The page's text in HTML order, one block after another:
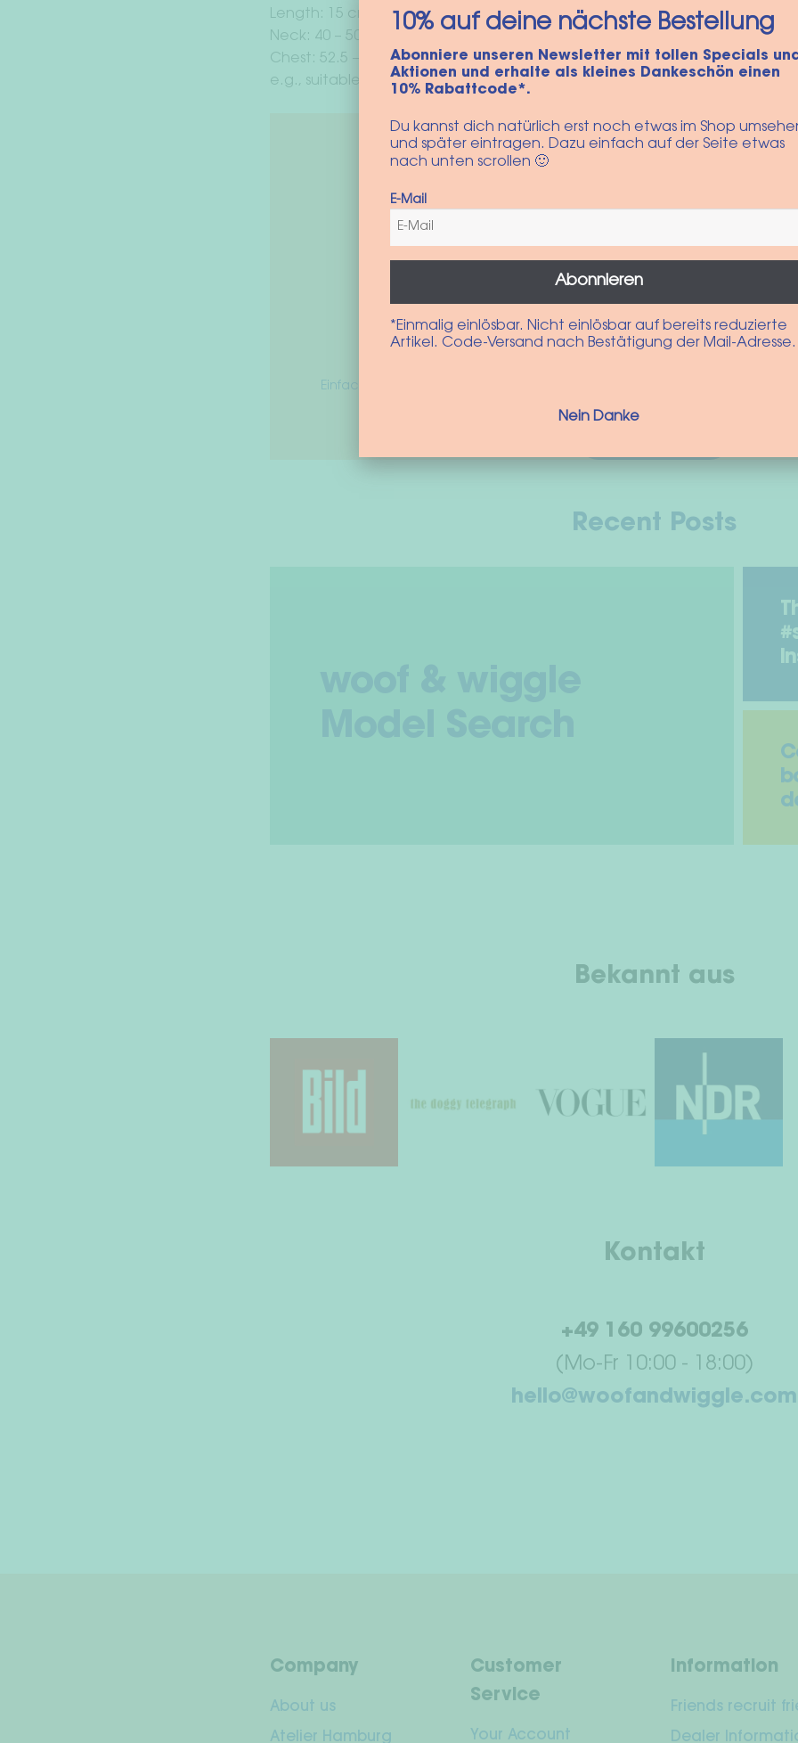
Length: 15 cm
Neck: 40 – 50 cm
Chest: 52.5 – 62.5 cm
e.g., suitable for Westie, Pekingese, Schnauzer, French Bulldog
10% auf deine nächste
Einfach für unseren Newsletter anmelden und die neusten Produkte und
Recent Posts
Bekannt aus
Kontakt
+49 160 99600256
(Mo-Fr 10:00 - 18:00)
hello@woofandwiggle.com
Company
About us
Atelier Hamburg
Customer
Service
Your Account
Information
Friends recruit
Dealer
10% auf deine nächste Bestellung
Abonniere unseren Newsletter mit tollen Specials
Aktionen und erhalte als kleines Dankeschön einen
10% Rabattcode*.
Du kannst dich natürlich erst noch etwas im Shop
und später eintragen. Dazu einfach auf der Seite etwas
nach unten scrollen 🙂
E-Mail
Abonnieren
*Einmalig einlösbar. Nicht einlösbar auf bereits reduzierte
Artikel. Code-Versand nach Bestätigung der Mail-Adresse.
Nein Danke